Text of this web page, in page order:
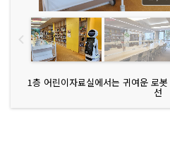
1층 어린이자료실에서는 귀여운 로
선